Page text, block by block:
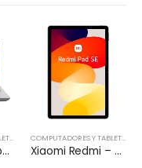
COMPUTADORES Y TABLETS, NOTEBOOK
Notebook HP Zbook Fury 16 G11 i9-14900HX A4000 12G
COMPUTADORES Y TABLETS,
Xiaomi Redmi – Pad SE – Android 12 – Helio G99